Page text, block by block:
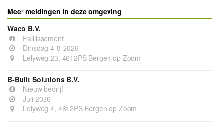
Meer meldingen in deze omgeving
Waco B.V.
Faillissement
Dinsdag 4-8-2026
Lelyweg 23, 4612PS Bergen op Zoom
B-Built Solutions B.V.
Nieuw bedrijf
Juli 2026
Lelyweg 4, 4612PS Bergen op Zoom